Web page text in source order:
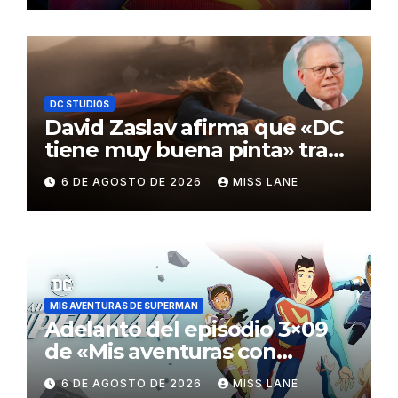
DC STUDIOS
David Zaslav afirma que «DC
tiene muy buena pinta» tras
el fracaso de «Supergirl»
6 DE AGOSTO DE 2026 MISS LANE
MIS AVENTURAS DE SUPERMAN
Adelanto del episodio 3×09
de «Mis aventuras con
Superman»
6 DE AGOSTO DE 2026 MISS LANE